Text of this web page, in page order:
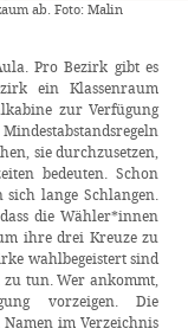
ab. Foto: Malin
Pro Bezirk gibt es
ein Klassenraum
zur Verfügung
sie durchzusetzen,
bedeuten. Schon
lange Schlangen.
die Wähler*innen
ihre drei Kreuze zu
wahlbegeistert sind
tun. Wer ankommt,
vorzeigen. Die
im Verzeichnis